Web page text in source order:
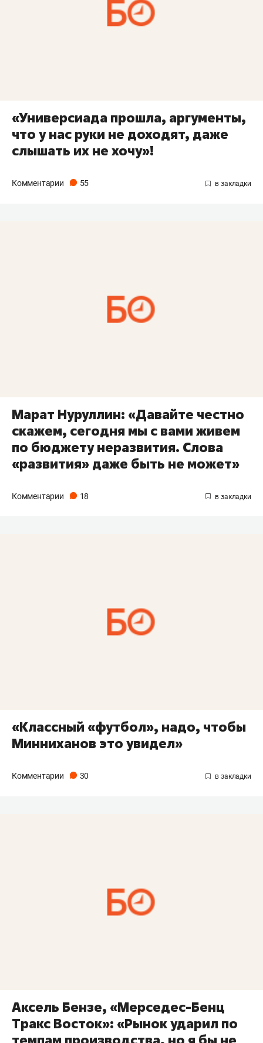
«Универсиада прошла, аргументы,
что у нас руки не доходят, даже
слышать их не хочу»!
Комментарии 55
Марат Нуруллин: «Давайте честно
скажем, сегодня мы с вами живем
по бюджету неразвития. Слова
«развития» даже быть не может»
Комментарии 18
«Классный «футбол», надо, чтобы
Минниханов это увидел»
Комментарии 30
Аксель Бензе, «Мерседес-Бенц
Тракс Восток»: «Рынок ударил по